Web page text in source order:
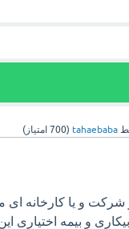
tahaebaba
(
700 امتیاز)
شرکت و یا کارخانه
و بیمه